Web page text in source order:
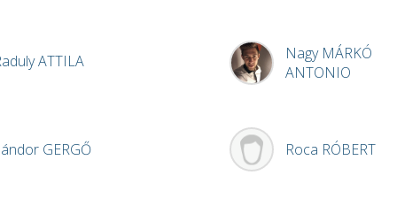
ATTILA
GERGŐ
Nagy MÁRKÓ
ANTONIO
Roca RÓBERT